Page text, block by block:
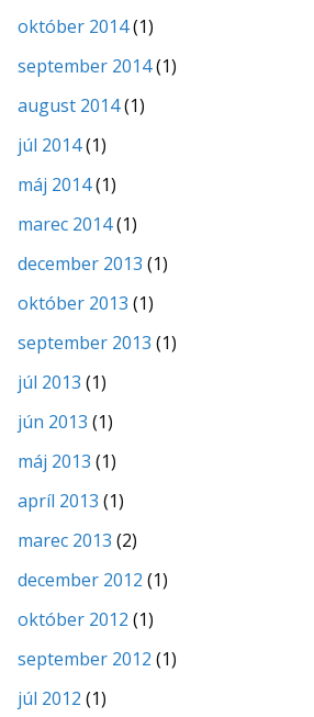
október 2014(1)
september 2014(1)
august 2014(1)
júl 2014(1)
máj 2014(1)
marec 2014(1)
december 2013 (1)
október 2013 (1)
september 2013 (1)
júl 2013 (1)
jún 2013 (1)
máj 2013 (1)
apríl 2013 (1)
marec 2013 (2)
december 2012 (1)
október 2012 (1)
september 2012 (1)
júl 2012 (1)